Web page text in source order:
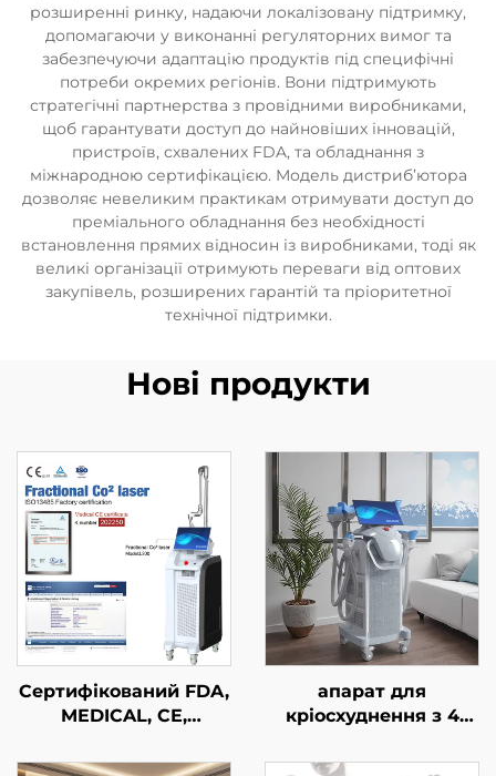
розширенні ринку, надаючи локалізовану підтримку,
допомагаючи у виконанні регуляторних вимог та
забезпечуючи адаптацію продуктів під специфічні
потреби окремих регіонів. Вони підтримують
стратегічні партнерства з провідними виробниками,
щоб гарантувати доступ до найновіших інновацій,
пристроїв, схвалених FDA, та обладнання з
міжнародною сертифікацією. Модель дистриб’ютора
дозволяє невеликим практикам отримувати доступ до
преміального обладнання без необхідності
встановлення прямих відносин із виробниками, тоді як
великі організації отримують переваги від оптових
закупівель, розширених гарантій та пріоритетної
технічної підтримки.
Нові продукти
Сертифікований FDA,
MEDICAL, CE,
фракційним лазером
апарат для
кріосхуднення з 4
змінними насадками,